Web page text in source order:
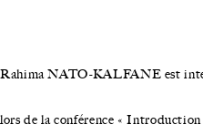
Rahima NATO-KALFANE est
lors de la conférence «